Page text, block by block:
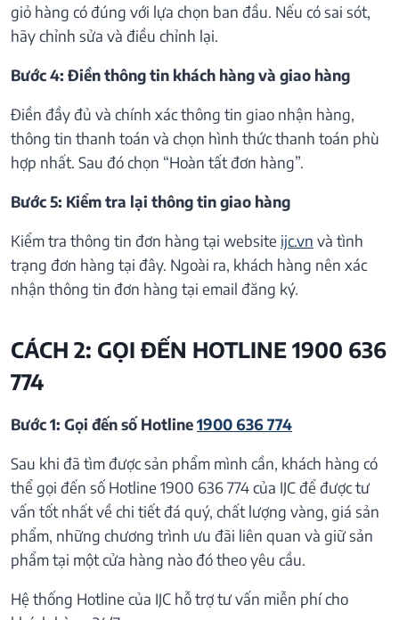
giỏ hàng có đúng với lựa chọn ban đầu. Nếu có sai sót,
hãy chỉnh sửa và điều chỉnh lại.
Bước 4: Điền thông tin khách hàng và giao hàng
Điền đầy đủ và chính xác thông tin giao nhận hàng,
thông tin thanh toán và chọn hình thức thanh toán phù
hợp nhất. Sau đó chọn “Hoàn tất đơn hàng”.
Bước 5: Kiểm tra lại thông tin giao hàng
Kiểm tra thông tin đơn hàng tại website ijc.vn và tình
trạng đơn hàng tại đây. Ngoài ra, khách hàng nên xác
nhận thông tin đơn hàng tại email đăng ký.
CÁCH 2: GỌI ĐẾN HOTLINE 1900 636
774
Bước 1: Gọi đến số Hotline1900 636 774
Sau khi đã tìm được sản phẩm mình cần, khách hàng có
thể gọi đến số Hotline 1900 636 774 của IJC để được tư
vấn tốt nhất về chi tiết đá quý, chất lượng vàng, giá sản
phẩm, những chương trình ưu đãi liên quan và giữ sản
phẩm tại một cửa hàng nào đó theo yêu cầu.
Hệ thống Hotline của IJC hỗ trợ tư vấn miễn phí cho